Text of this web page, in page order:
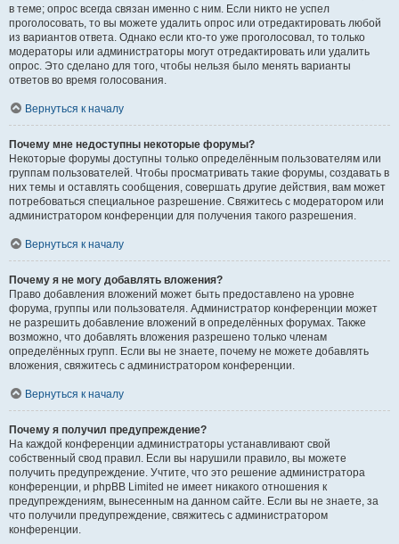
в теме; опрос всегда связан именно с ним. Если никто не успел
проголосовать, то вы можете удалить опрос или отредактировать любой
из вариантов ответа. Однако если кто-то уже проголосовал, то только
модераторы или администраторы могут отредактировать или удалить
опрос. Это сделано для того, чтобы нельзя было менять варианты
ответов во время голосования.
Вернуться к началу
Почему мне недоступны некоторые форумы?
Некоторые форумы доступны только определённым пользователям или
группам пользователей. Чтобы просматривать такие форумы, создавать в
них темы и оставлять сообщения, совершать другие действия, вам может
потребоваться специальное разрешение. Свяжитесь с модератором или
администратором конференции для получения такого разрешения.
Вернуться к началу
Почему я не могу добавлять вложения?
Право добавления вложений может быть предоставлено на уровне
форума, группы или пользователя. Администратор конференции может
не разрешить добавление вложений в определённых форумах. Также
возможно, что добавлять вложения разрешено только членам
определённых групп. Если вы не знаете, почему не можете добавлять
вложения, свяжитесь с администратором конференции.
Вернуться к началу
Почему я получил предупреждение?
На каждой конференции администраторы устанавливают свой
собственный свод правил. Если вы нарушили правило, вы можете
получить предупреждение. Учтите, что это решение администратора
конференции, и phpBB Limited не имеет никакого отношения к
предупреждениям, вынесенным на данном сайте. Если вы не знаете, за
что получили предупреждение, свяжитесь с администратором
конференции.